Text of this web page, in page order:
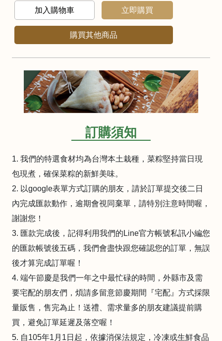
加入購物車 立即購買
購買其他商品
訂購須知
1. 我們的特選食材均為台灣本土栽種，菜粽堅持當日現
包現煮，確保菜粽的新鮮美味。
2. 以google表單方式訂購的朋友，請於訂單提交後二日
內完成匯款動作，逾期會視同棄單，請特別注意時間喔，
謝謝您！
3. 匯款完成後，記得利用我們的Line官方帳號私訊小編您
的匯款帳號後五碼，我們會盡快跟您確認您的訂單，無誤
後才算完成訂單喔！
4. 端午節慶是我們一年之中最忙碌的時間，外縣市及需
要宅配的朋友們，煩請多留意節慶期間『宅配』方式採限
量販售，售完為止！送禮、需求量多的朋友建議提前購
買，避免訂單延遲及落空喔！
5. 自105年1月1日起，依據消保法規定，冷凍或生鮮食品